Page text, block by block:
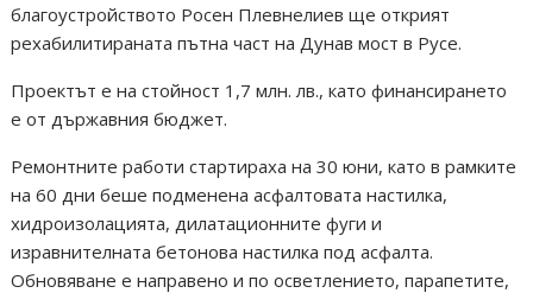
благоустройството Росен Плевнелиев ще открият
рехабилитираната пътна част на Дунав мост в Русе.
Проектът е на стойност 1,7 млн. лв., като финансирането
е от държавния бюджет.
Ремонтните работи стартираха на 30 юни, като в рамките
на 60 дни беше подменена асфалтовата настилка,
хидроизолацията, дилатационните фуги и
изравнителната бетонова настилка под асфалта.
Обновяване е направено и по осветлението, парапетите,